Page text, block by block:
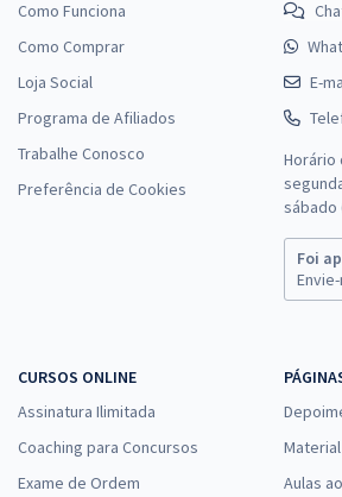
Como Funciona
Como Comprar
Loja Social
Programa de Afiliados
Trabalhe Conosco
Preferência de Cookies
E-
Horário
sábado
Foi
CURSOS ONLINE
Assinatura Ilimitada
Coaching para Concursos
Exame de Ordem
Aulas